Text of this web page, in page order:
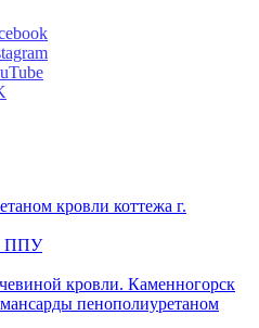
кровли коттежа г.
ППУ
кровли. Каменногорск
пенополиуретаном